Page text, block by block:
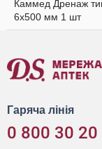
Каммед Дренаж
6х500 мм 1 шт
Гаряча лінія
0 800 30 20